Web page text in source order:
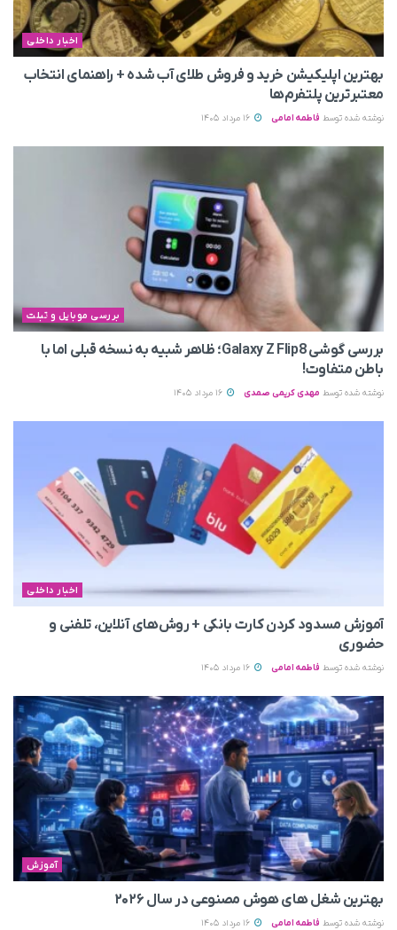
اخبار داخلی
بهترین اپلیکیشن خرید و فروش طلای آب شده + راهنمای انتخاب
معتبرترین پلتفرم‌ها
نوشته شده توسط فاطمه امامی
بررسی موبایل و تبلت
بررسی گوشی Galaxy Z Flip8؛ ظاهر شبیه به نسخه قبلی اما با
باطن متفاوت!
نوشته شده توسط مهدی کریمی صمدی
اخبار داخلی
آموزش مسدود کردن کارت بانکی + روش‌های آنلاین، تلفنی و
حضوری
نوشته شده توسط فاطمه امامی
آموزش
بهترین شغل های هوش مصنوعی در سال ۲۰۲۶
نوشته شده توسط فاطمه امامی